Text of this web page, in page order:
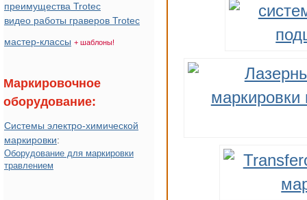
преимущества Trotec
видео работы граверов Trotec
мастер-классы + шаблоны!
Маркировочное
оборудование:
Системы электро-химической
маркировки:
Оборудование для маркировки
травлением